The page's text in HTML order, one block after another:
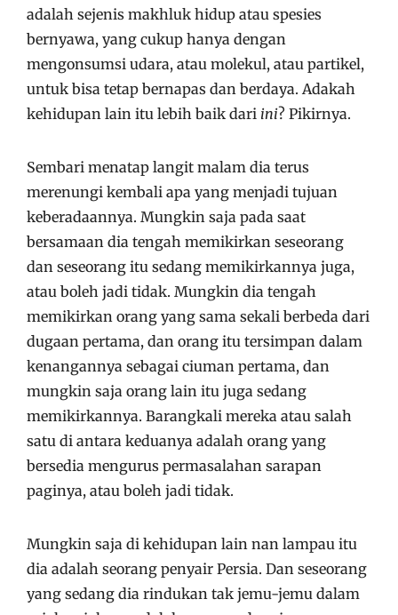
adalah sejenis makhluk hidup atau spesies
bernyawa, yang cukup hanya dengan
mengonsumsi udara, atau molekul, atau partikel,
untuk bisa tetap bernapas dan berdaya. Adakah
kehidupan lain itu lebih baik dari ini? Pikirnya.
Sembari menatap langit malam dia terus
merenungi kembali apa yang menjadi tujuan
keberadaannya. Mungkin saja pada saat
bersamaan dia tengah memikirkan seseorang
dan seseorang itu sedang memikirkannya juga,
atau boleh jadi tidak. Mungkin dia tengah
memikirkan orang yang sama sekali berbeda dari
dugaan pertama, dan orang itu tersimpan dalam
kenangannya sebagai ciuman pertama, dan
mungkin saja orang lain itu juga sedang
memikirkannya. Barangkali mereka atau salah
satu di antara keduanya adalah orang yang
bersedia mengurus permasalahan sarapan
paginya, atau boleh jadi tidak.
Mungkin saja di kehidupan lain nan lampau itu
dia adalah seorang penyair Persia. Dan seseorang
yang sedang dia rindukan tak jemu-jemu dalam